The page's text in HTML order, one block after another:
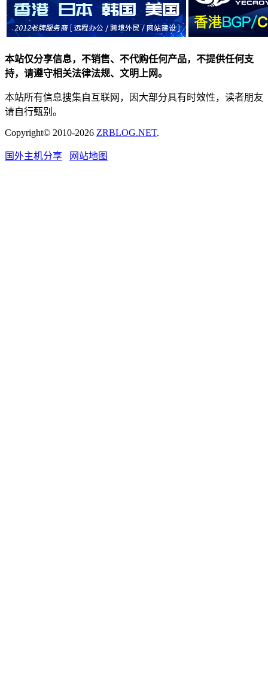
本站仅分享信息，不销售、不代购任何产品，不提供任何支
持，请遵守相关法律法规、文明上网。
本站所有信息搜集自互联网，因大部分具有时效性，读者朋友
请自行甄别。
Copyright© 2010-2026 ZRBLOG.NET.
国外主机分享 网站地图